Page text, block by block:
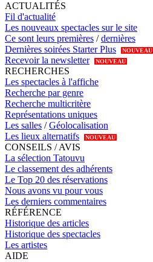
ACTUALITÉS
Fil d'actualité
Les nouveaux spectacles sur le site
Ce sont leurs premières /dernières
Dernières soirées Starter Plus
NOUVEAU
Recevoir la newsletter NOUVEAU
RECHERCHES
Les spectacles à l'affiche
Recherche par genre
Recherche multicritère
Représentations uniques
Les salles /Géolocalisation
Les lieux alternatifs
NOUVEAU
CONSEILS / AVIS
La sélection Tatouvu
Le classement des adhérents
Le Top 20 des réservations
Nous avons vu pour vous
Les derniers commentaires
RÉFÉRENCE
Historique des articles
Historique des spectacles
Les artistes
AIDE